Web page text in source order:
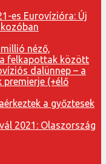
es Eurovízióra: Új
néző,
felkapottak között
dalünnep – a
premierje (+élő
a győztesek
2021: Olaszország